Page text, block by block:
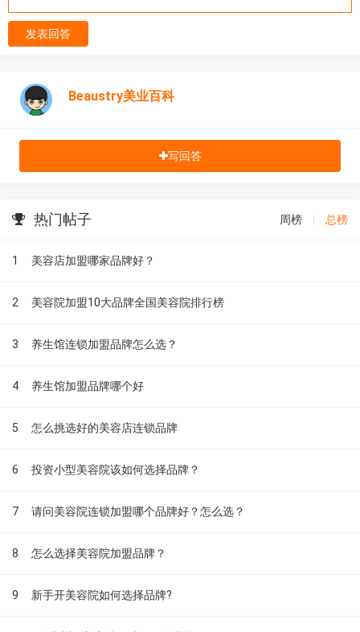
发表回答
Beaustry美业百科
写回答
热门帖子 周榜 总榜
1 美容店加盟哪家品牌好？
2 美容院加盟10大品牌全国美容院排行榜
3 养生馆连锁加盟品牌怎么选？
4 养生馆加盟品牌哪个好
5 怎么挑选好的美容店连锁品牌
6 投资小型美容院该如何选择品牌？
7 请问美容院连锁加盟哪个品牌好？怎么选？
8 怎么选择美容院加盟品牌？
9 新手开美容院如何选择品牌?